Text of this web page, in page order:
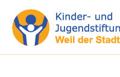
Inhalt
springen